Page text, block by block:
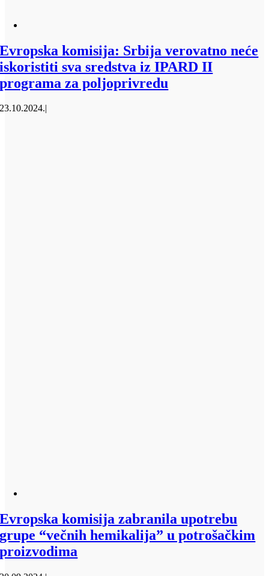
Evropska komisija: Srbija verovatno neće
iskoristiti sva sredstva iz IPARD II
programa za poljoprivredu
23.10.2024.|
Evropska komisija zabranila upotrebu
grupe “večnih hemikalija” u potrošačkim
proizvodima